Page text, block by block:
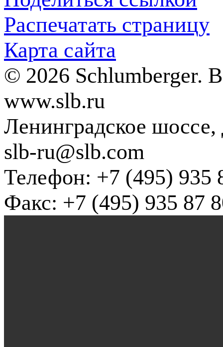
Распечатать страницу
Карта сайта
© 2026 Schlumberger.
www.slb.ru
Ленинградское
slb-ru@slb.com
Телефон: +7 (495) 935
Факс: +7 (495) 935 87